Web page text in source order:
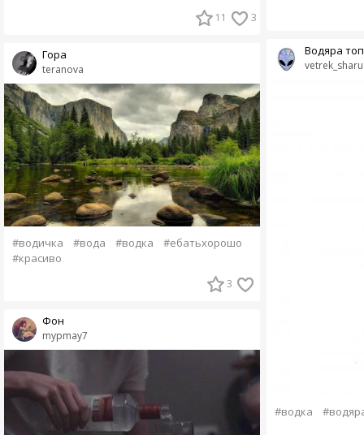
11 3
teranova
Гора
#водичка #вода #водка
#ебатьхорошо
#красиво
3
mypmay7
Фон
vetrek_sharu
Водяра топ
#водка